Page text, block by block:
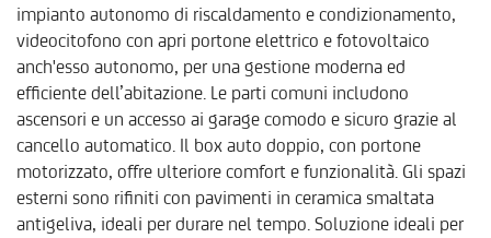
impianto autonomo di riscaldamento e condizionamento,
videocitofono con apri portone elettrico e fotovoltaico
anch'esso autonomo, per una gestione moderna ed
efficiente dell’abitazione. Le parti comuni includono
ascensori e un accesso ai garage comodo e sicuro grazie al
cancello automatico. Il box auto doppio, con portone
motorizzato, offre ulteriore comfort e funzionalità. Gli spazi
esterni sono rifiniti con pavimenti in ceramica smaltata
antigeliva, ideali per durare nel tempo. Soluzione ideali per